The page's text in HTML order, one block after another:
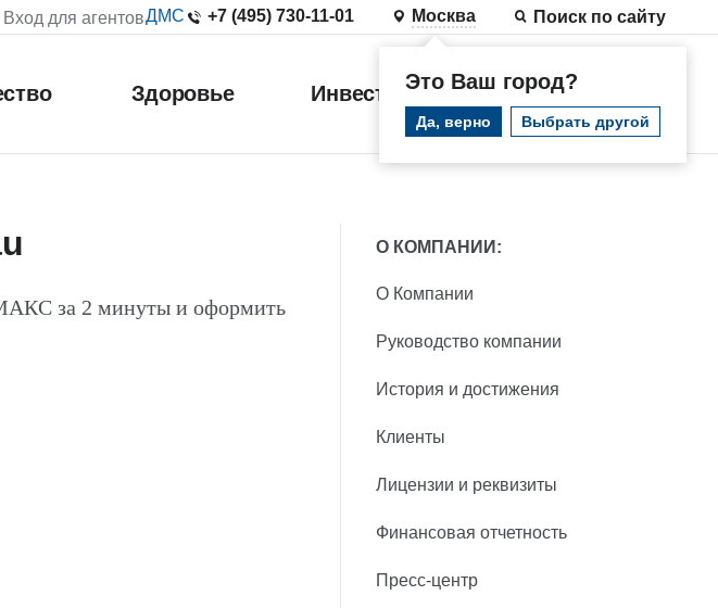
Вход для агентовДМС +7 (495) 730-11-01 Москва
Это Ваш город?
Да, верно Выбрать другой
Поиск по сайту
Здоровье Инвестиции
за 2 минуты и оформить
О КОМПАНИИ:
О Компании
Руководство компании
История и достижения
Клиенты
Лицензии и реквизиты
Финансовая отчетность
Пресс-центр